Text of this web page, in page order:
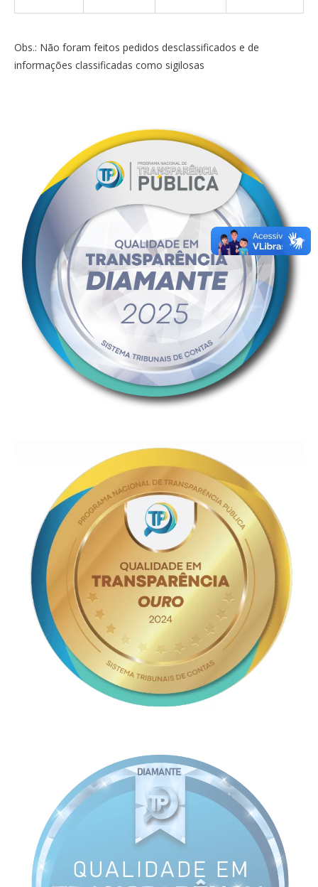
Obs.: Não foram feitos pedidos desclassificados e de
informações classificadas como sigilosas